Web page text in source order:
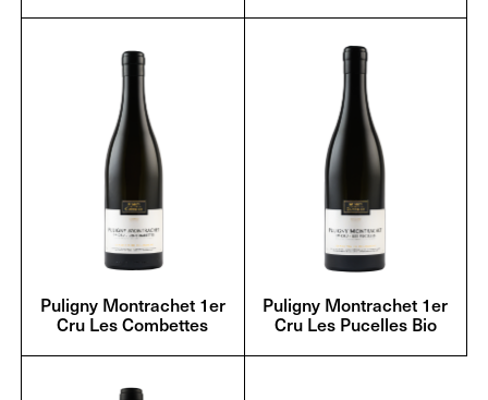
Puligny Montrachet 1er
Cru Les Combettes
Puligny Montrachet 1er
Cru Les Pucelles Bio